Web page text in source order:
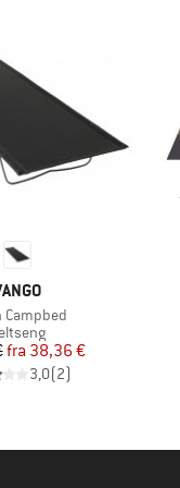
Campbed
Pris
Nedsat pris
fra 38,36 €
3,0(2)